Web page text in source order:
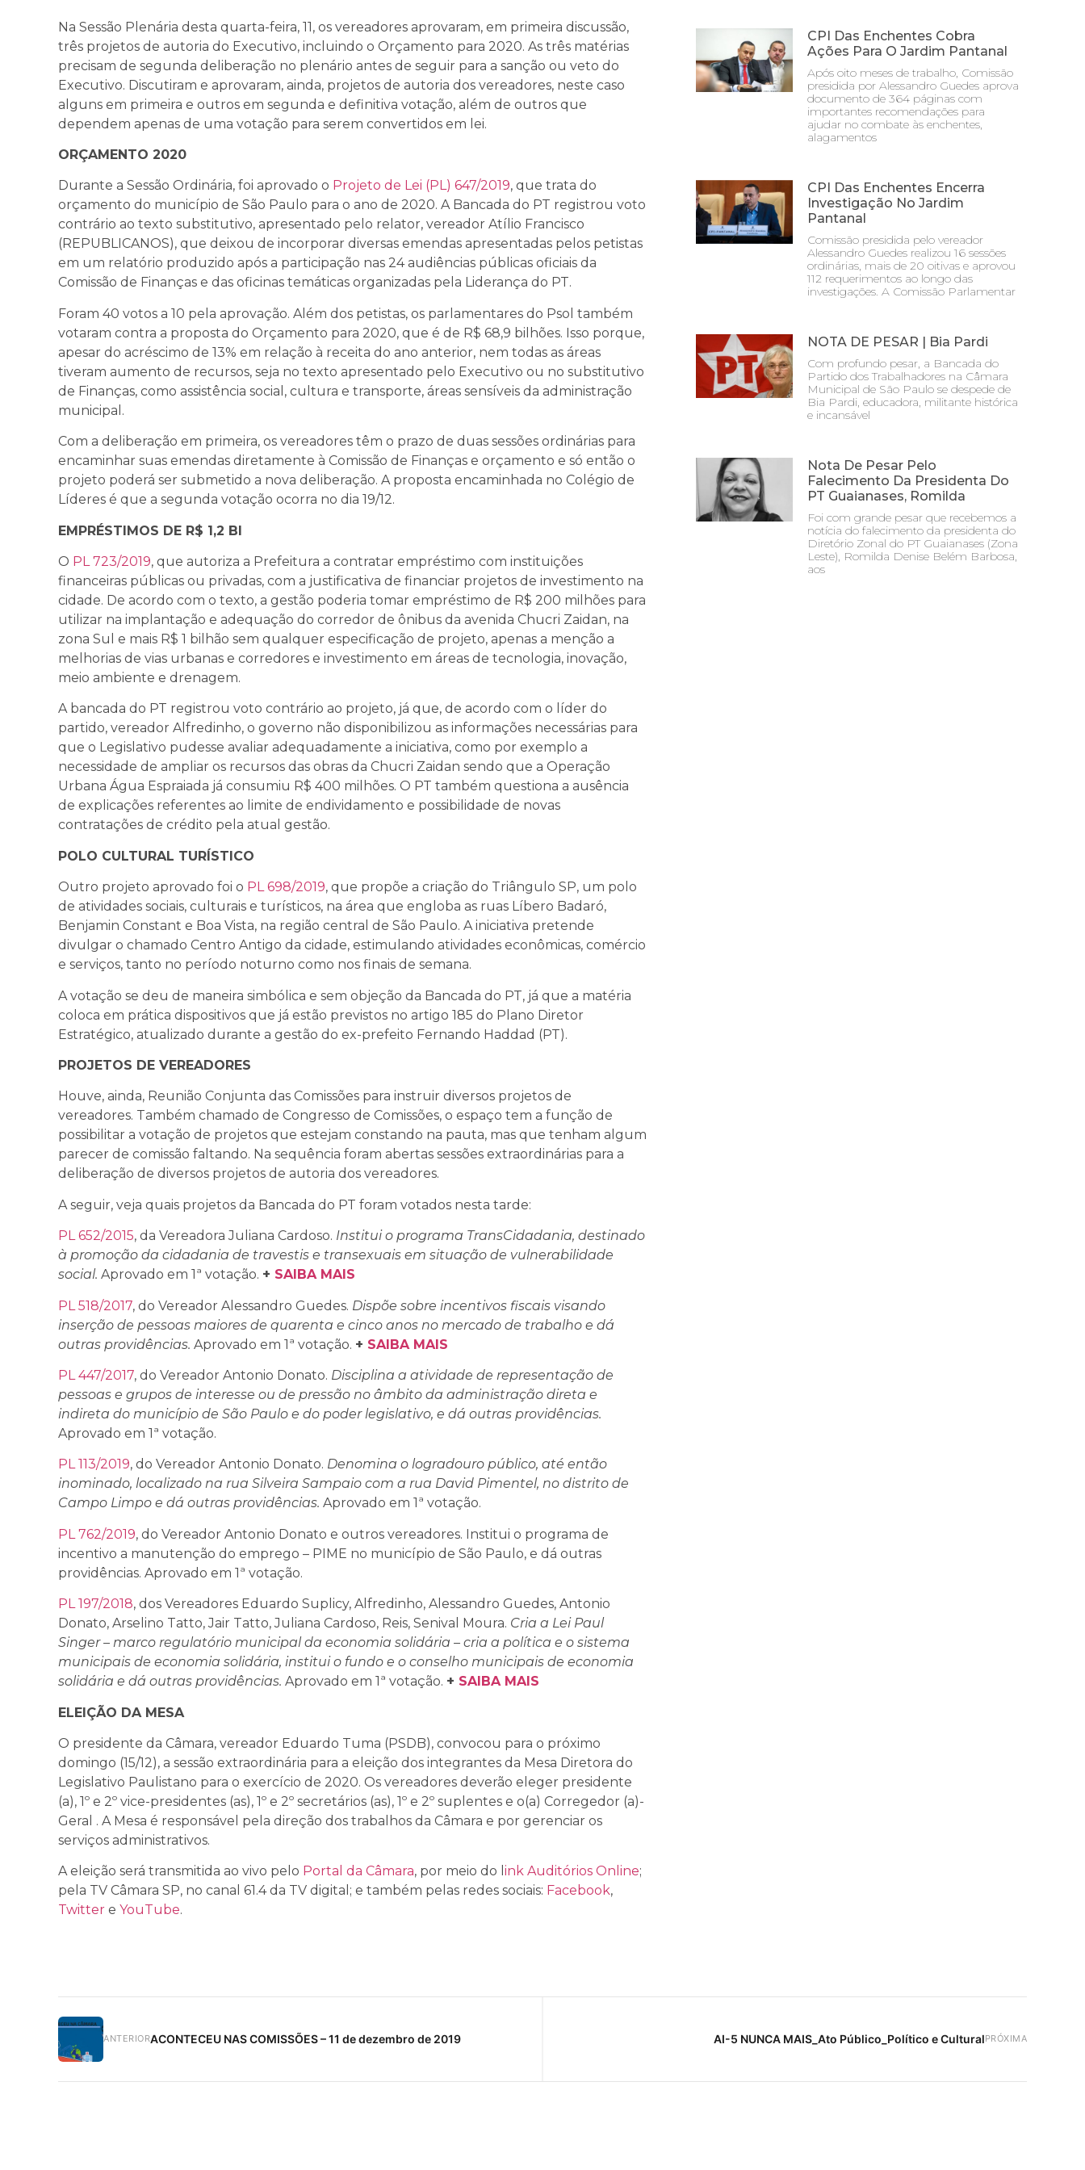
Na Sessão Plenária desta quarta-feira, 11, os vereadores aprovaram, em primeira discussão,
três projetos de autoria do Executivo, incluindo o Orçamento para 2020. As três matérias
precisam de segunda deliberação no plenário antes de seguir para a sanção ou veto do
Executivo. Discutiram e aprovaram, ainda, projetos de autoria dos vereadores, neste caso
alguns em primeira e outros em segunda e definitiva votação, além de outros que
dependem apenas de uma votação para serem convertidos em lei.
ORÇAMENTO 2020
Durante a Sessão Ordinária, foi aprovado o Projeto de Lei (PL) 647/2019, que trata do
orçamento do município de São Paulo para o ano de 2020. A Bancada do PT registrou voto
contrário ao texto substitutivo, apresentado pelo relator, vereador Atílio Francisco
(REPUBLICANOS), que deixou de incorporar diversas emendas apresentadas pelos petistas
em um relatório produzido após a participação nas 24 audiências públicas oficiais da
Comissão de Finanças e das oficinas temáticas organizadas pela Liderança do PT.
Foram 40 votos a 10 pela aprovação. Além dos petistas, os parlamentares do Psol também
votaram contra a proposta do Orçamento para 2020, que é de R$ 68,9 bilhões. Isso porque,
apesar do acréscimo de 13% em relação à receita do ano anterior, nem todas as áreas
tiveram aumento de recursos, seja no texto apresentado pelo Executivo ou no substitutivo
de Finanças, como assistência social, cultura e transporte, áreas sensíveis da administração
municipal.
Com a deliberação em primeira, os vereadores têm o prazo de duas sessões ordinárias para
encaminhar suas emendas diretamente à Comissão de Finanças e orçamento e só então o
projeto poderá ser submetido a nova deliberação. A proposta encaminhada no Colégio de
Líderes é que a segunda votação ocorra no dia 19/12.
EMPRÉSTIMOS DE R$ 1,2 BI
O PL 723/2019, que autoriza a Prefeitura a contratar empréstimo com instituições
financeiras públicas ou privadas, com a justificativa de financiar projetos de investimento na
cidade. De acordo com o texto, a gestão poderia tomar empréstimo de R$ 200 milhões para
utilizar na implantação e adequação do corredor de ônibus da avenida Chucri Zaidan, na
zona Sul e mais R$ 1 bilhão sem qualquer especificação de projeto, apenas a menção a
melhorias de vias urbanas e corredores e investimento em áreas de tecnologia, inovação,
meio ambiente e drenagem.
A bancada do PT registrou voto contrário ao projeto, já que, de acordo com o líder do
partido, vereador Alfredinho, o governo não disponibilizou as informações necessárias para
que o Legislativo pudesse avaliar adequadamente a iniciativa, como por exemplo a
necessidade de ampliar os recursos das obras da Chucri Zaidan sendo que a Operação
Urbana Água Espraiada já consumiu R$ 400 milhões. O PT também questiona a ausência
de explicações referentes ao limite de endividamento e possibilidade de novas
contratações de crédito pela atual gestão.
POLO CULTURAL TURÍSTICO
Outro projeto aprovado foi o PL 698/2019, que propõe a criação do Triângulo SP, um polo
de atividades sociais, culturais e turísticos, na área que engloba as ruas Líbero Badaró,
Benjamin Constant e Boa Vista, na região central de São Paulo. A iniciativa pretende
divulgar o chamado Centro Antigo da cidade, estimulando atividades econômicas, comércio
e serviços, tanto no período noturno como nos finais de semana.
A votação se deu de maneira simbólica e sem objeção da Bancada do PT, já que a matéria
coloca em prática dispositivos que já estão previstos no artigo 185 do Plano Diretor
Estratégico, atualizado durante a gestão do ex-prefeito Fernando Haddad (PT).
PROJETOS DE VEREADORES
Houve, ainda, Reunião Conjunta das Comissões para instruir diversos projetos de
vereadores. Também chamado de Congresso de Comissões, o espaço tem a função de
possibilitar a votação de projetos que estejam constando na pauta, mas que tenham algum
parecer de comissão faltando. Na sequência foram abertas sessões extraordinárias para a
deliberação de diversos projetos de autoria dos vereadores.
A seguir, veja quais projetos da Bancada do PT foram votados nesta tarde:
PL 652/2015, da Vereadora Juliana Cardoso. Institui o programa TransCidadania, destinado
à promoção da cidadania de travestis e transexuais em situação de vulnerabilidade
social. Aprovado em 1ª votação. + SAIBA MAIS
PL 518/2017, do Vereador Alessandro Guedes. Dispõe sobre incentivos fiscais visando
inserção de pessoas maiores de quarenta e cinco anos no mercado de trabalho e dá
outras providências. Aprovado em 1ª votação. + SAIBA MAIS
PL 447/2017, do Vereador Antonio Donato. Disciplina a atividade de representação de
pessoas e grupos de interesse ou de pressão no âmbito da administração direta e
indireta do município de São Paulo e do poder legislativo, e dá outras providências.
Aprovado em 1ª votação.
PL 113/2019, do Vereador Antonio Donato. Denomina o logradouro público, até então
inominado, localizado na rua Silveira Sampaio com a rua David Pimentel, no distrito de
Campo Limpo e dá outras providências. Aprovado em 1ª votação.
PL 762/2019, do Vereador Antonio Donato e outros vereadores. Institui o programa de
incentivo a manutenção do emprego – PIME no município de São Paulo, e dá outras
providências. Aprovado em 1ª votação.
PL 197/2018, dos Vereadores Eduardo Suplicy, Alfredinho, Alessandro Guedes, Antonio
Donato, Arselino Tatto, Jair Tatto, Juliana Cardoso, Reis, Senival Moura. Cria a Lei Paul
Singer – marco regulatório municipal da economia solidária – cria a política e o sistema
municipais de economia solidária, institui o fundo e o conselho municipais de economia
solidária e dá outras providências. Aprovado em 1ª votação. + SAIBA MAIS
ELEIÇÃO DA MESA
O presidente da Câmara, vereador Eduardo Tuma (PSDB), convocou para o próximo
domingo (15/12), a sessão extraordinária para a eleição dos integrantes da Mesa Diretora do
Legislativo Paulistano para o exercício de 2020. Os vereadores deverão eleger presidente
(a), 1º e 2º vice-presidentes (as), 1º e 2º secretários (as), 1º e 2º suplentes e o(a) Corregedor (a)-
Geral . A Mesa é responsável pela direção dos trabalhos da Câmara e por gerenciar os
serviços administrativos.
A eleição será transmitida ao vivo pelo Portal da Câmara, por meio do l ink Auditórios Online;
pela TV Câmara SP, no canal 61.4 da TV digital; e também pelas redes sociais: Facebook,
Twitter e YouTube.
CPI Das Enchentes Cobra
Ações Para O Jardim Pantanal
Após oito meses de trabalho, Comissão
presidida por Alessandro Guedes aprova
documento de 364 páginas com
importantes recomendações para
ajudar no combate às enchentes,
alagamentos
CPI Das Enchentes Encerra
Investigação No Jardim
Pantanal
Comissão presidida pelo vereador
Alessandro Guedes realizou 16 sessões
ordinárias, mais de 20 oitivas e aprovou
112 requerimentos ao longo das
investigações. A Comissão Parlamentar
NOTA DE PESAR | Bia Pardi
Com profundo pesar, a Bancada do
Partido dos Trabalhadores na Câmara
Municipal de São Paulo se despede de
Bia Pardi, educadora, militante histórica
e incansável
Nota De Pesar Pelo
Falecimento Da Presidenta Do
PT Guaianases, Romilda
Foi com grande pesar que recebemos a
notícia do falecimento da presidenta do
Diretório Zonal do PT Guaianases (Zona
Leste), Romilda Denise Belém Barbosa,
aos
ANTERIORACONTECEU NAS COMISSÕES – 11 de dezembro de 2019 PRÓXIMA
AI-5 NUNCA MAIS_Ato Público_Político e Cultural